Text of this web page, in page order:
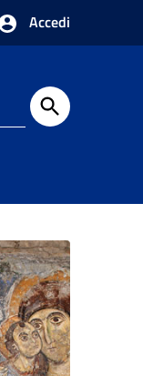
Accedi